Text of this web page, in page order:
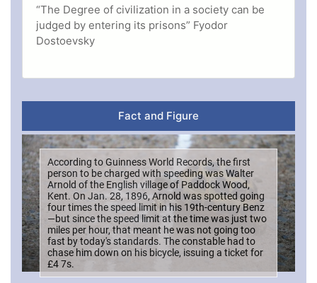
“The Degree of civilization in a society can be
judged by entering its prisons” Fyodor
Dostoevsky
Fact and Figure
According to Guinness World Records, the first
person to be charged with speeding was Walter
Arnold of the English village of Paddock Wood,
Kent. On Jan. 28, 1896, Arnold was spotted going
four times the speed limit in his 19th-century Benz
—but since the speed limit at the time was just two
miles per hour, that meant he was not going too
fast by today's standards. The constable had to
chase him down on his bicycle, issuing a ticket for
£4 7s.